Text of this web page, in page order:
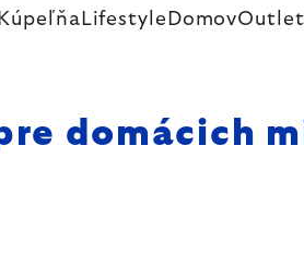
Kúpeľňa Lifestyle DomovOutlet
domácich